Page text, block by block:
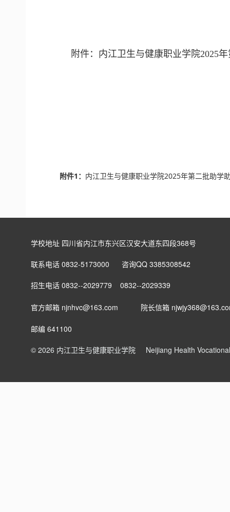
附件：内江卫生与健康职业学院2025
附件1： 内江卫生与健康职业学院2025年第二批助
学校地址 四川省内江市东兴区汉安大道东四段368号
联系电话 0832-5173000 咨询QQ 3385308542
招生电话 0832--2029779 0832--2029339
官方邮箱 njnhvc@163.com 院长信箱
邮编 641100
© 2026 内江卫生与健康职业学院 Neijiang Health